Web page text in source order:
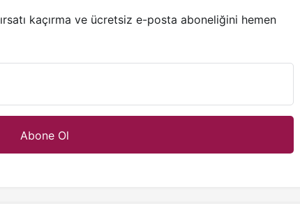
kaçırma ve ücretsiz e-posta aboneliğini hemen